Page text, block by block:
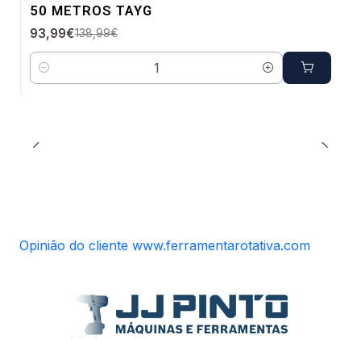
Envio imediato
50 METROS TAYG
93,99€138,99€
Quantidade
Opinião do cliente www.ferramentarotativa.com